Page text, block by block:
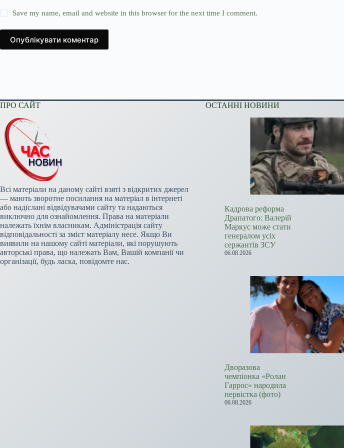
Save my name, email and website in this browser for the next time I comment.
Опублікувати коментар
ПРО САЙТ
Всі матеріали на даному сайті взяті з відкритих джерел
— мають зворотне посилання на матеріал в інтернеті
або надіслані відвідувачами сайту та надаються
виключно для ознайомлення. Права на матеріали
належать їхнім власникам. Адміністрація сайту
відповідальності за зміст матеріалу несе. Якщо Ви
виявили на нашому сайті матеріали, які порушують
авторські права, що належать Вам, Вашій компанії чи
організації, будь ласка, повідомте нас.
ОСТАННІ НОВИНИ
Кадрова реформа
Драпатого: Валерій
Маркус може стати
генералом усіх
сержантів ЗСУ
06.08.2026
Дворазова
чемпіонка «Ролан
Гаррос» народила
первістка (фото)
06.08.2026